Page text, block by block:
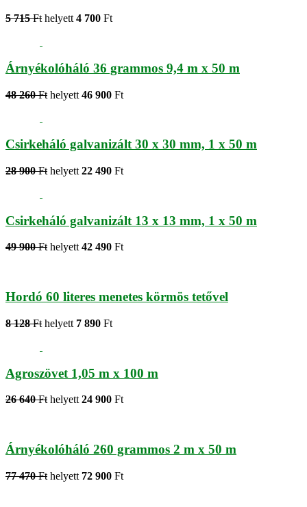
5 715 Ft helyett 4 700 Ft
Árnyékolóháló 36 grammos 9,4 m x 50 m
48 260 Ft helyett 46 900 Ft
Csirkeháló galvanizált 30 x 30 mm, 1 x 50 m
28 900 Ft helyett 22 490 Ft
Csirkeháló galvanizált 13 x 13 mm, 1 x 50 m
49 900 Fthelyett42 490 Ft
Hordó 60 literes menetes körmös tetővel
8 128 Ft helyett 7 890 Ft
Agroszövet 1,05 m x 100 m
26 640 Ft helyett 24 900 Ft
Árnyékolóháló 260 grammos 2 m x 50 m
77 470 Ft helyett 72 900 Ft